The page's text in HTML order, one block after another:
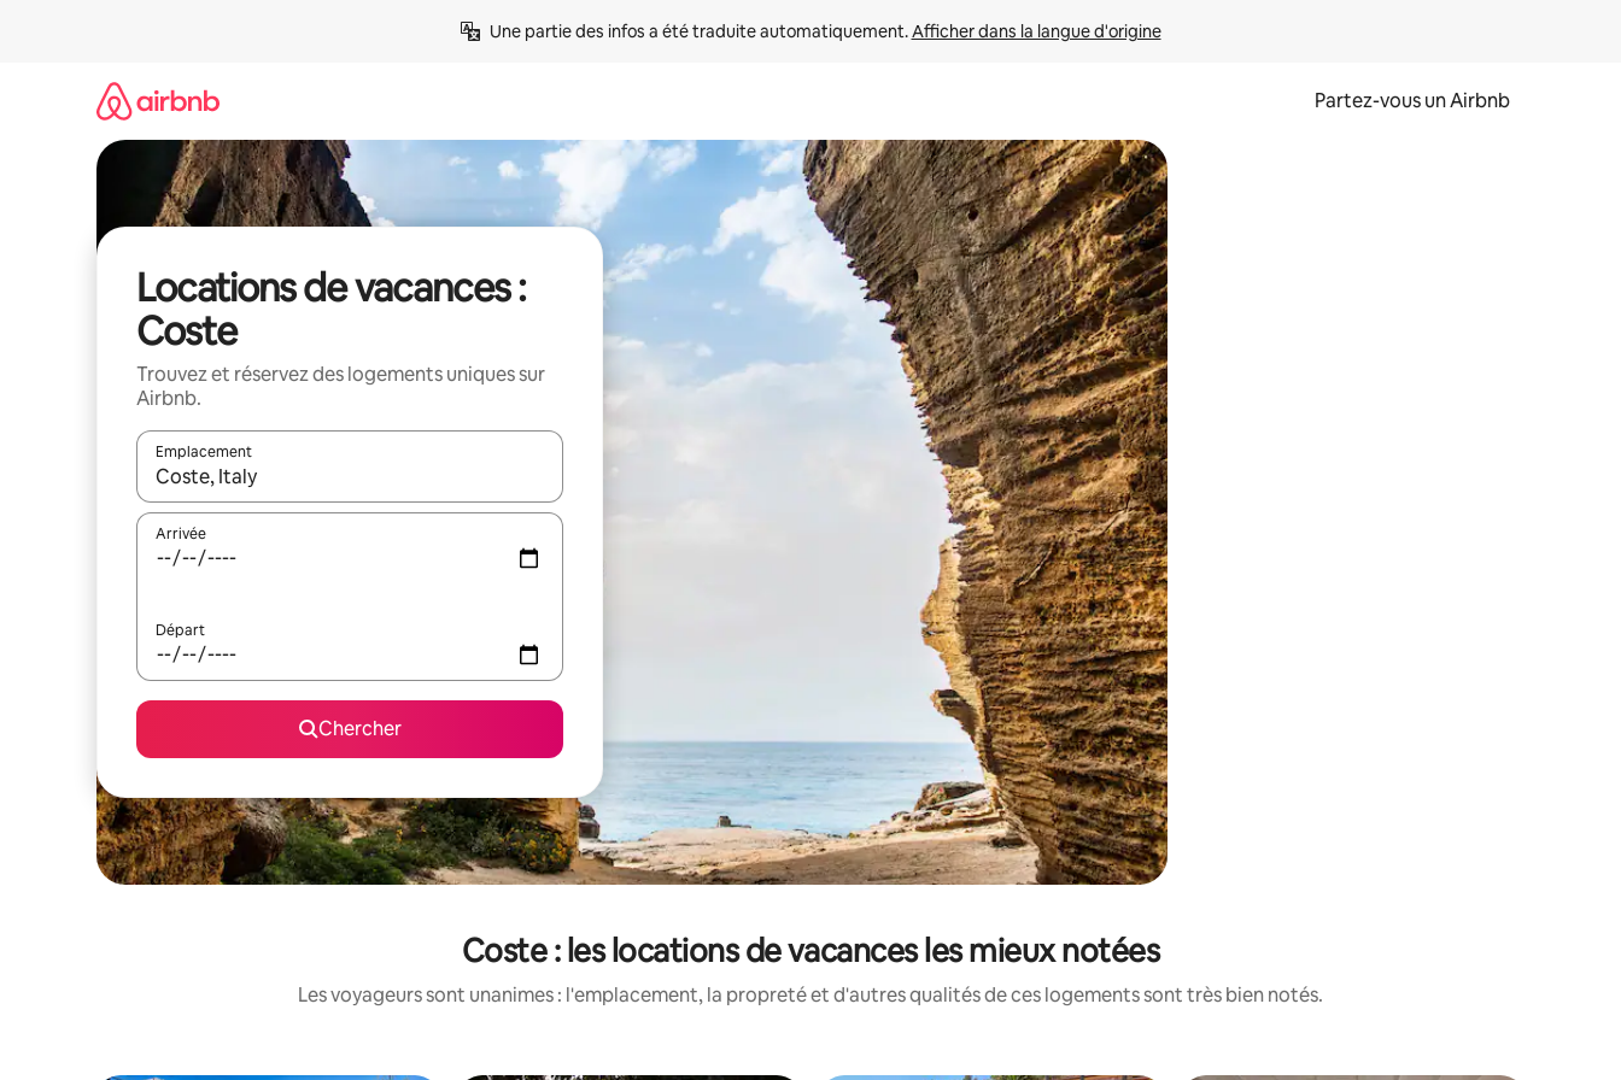
Une partie des infos a été traduite automatiquement. Afficher dans la langue d'origine
Partez-vous un Airbnb
Locations de vacances :
Coste
Trouvez et réservez des logements uniques sur
Airbnb.
Emplacement
Quand les résultats sont affichés, parcourez-les en utilisant les flèches vers le haut et vers le bas, ou en appuyant dessus et en les faisant glisser.
Arrivée
Départ
Chercher
Coste : les locations de vacances les mieux notées
Les voyageurs sont unanimes : l'emplacement, la propreté et d'autres qualités de ces logements sont très bien notés.